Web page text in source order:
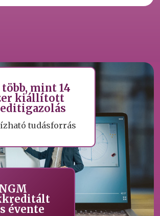
több, mint 14
kiállított
tudásforrás
évente